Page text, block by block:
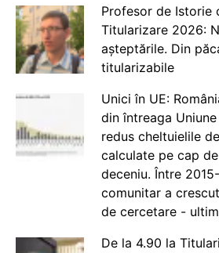
Profesor de Istorie
Titularizare 2026:
așteptările. Din
titularizabile
Unici în UE:
din întreaga
redus cheltuielile
calculate pe cap
deceniu. Între
comunitar a
de cercetare -
De la 4.90 la